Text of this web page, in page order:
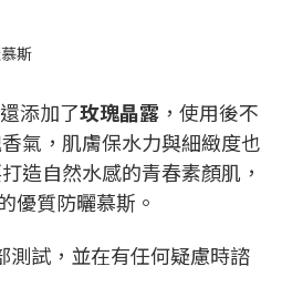
添加了玫瑰晶露 ，使用後不
氣，肌膚保水力與細緻度也
造自然水感的青春素顏肌，
優質防曬慕斯。
測試，並在有任何疑慮時諮